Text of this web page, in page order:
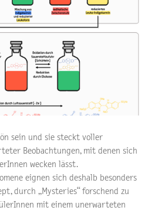
sein und sie steckt voller
Beobachtungen, mit denen sich
wecken lässt.
eignen sich deshalb besonders
durch „Mysteries“ forschend zu
mit einem unerwarteten